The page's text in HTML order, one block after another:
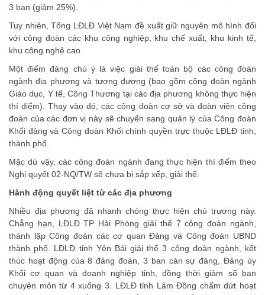
3 ban (giảm 25%).
Tuy nhiên, Tổng LĐLĐ Việt Nam đề xuất giữ nguyên mô hình đối
với công đoàn các khu công nghiệp, khu chế xuất, khu kinh tế,
khu công nghệ cao.
Một điểm đáng chú ý là việc giải thể toàn bộ các công đoàn
ngành địa phương và tương đương (bao gồm công đoàn ngành
Giáo dục, Y tế, Công Thương tại các địa phương không thực hiện
thí điểm). Thay vào đó, các công đoàn cơ sở và đoàn viên công
đoàn của các đơn vị này sẽ chuyển sang quản lý của Công đoàn
Khối đảng và Công đoàn Khối chính quyền trực thuộc LĐLĐ tỉnh,
thành phố.
Mặc dù vậy, các công đoàn ngành đang thực hiện thí điểm theo
Nghị quyết 02-NQ/TW sẽ chưa bị sắp xếp, giải thể.
Hành động quyết liệt từ các địa phương
Nhiều địa phương đã nhanh chóng thực hiện chủ trương này.
Chẳng hạn, LĐLĐ TP Hải Phòng giải thể 7 công đoàn ngành,
thành lập Công đoàn các cơ quan Đảng và Công đoàn UBND
thành phố. LĐLĐ tỉnh Yên Bái giải thể 3 công đoàn ngành, kết
thúc hoạt động của 8 đảng đoàn, 3 ban cán sự đảng, Đảng ủy
Khối cơ quan và doanh nghiệp tỉnh, đồng thời giảm số ban
chuyên môn từ 4 xuống 3. LĐLĐ tỉnh Lâm Đồng chấm dứt hoạt